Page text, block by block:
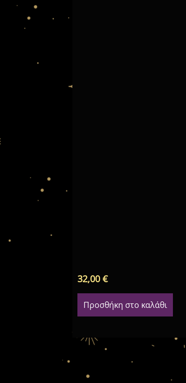
32,00€
Προσθήκη στο καλάθι